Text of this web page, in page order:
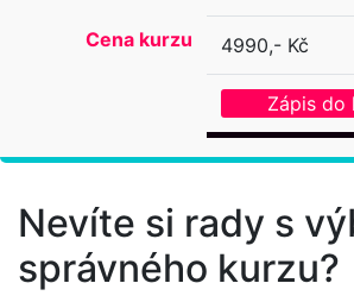
Cena kurzu 4990,- Kč
Zápis do
Nevíte si rady s
správného kurzu?